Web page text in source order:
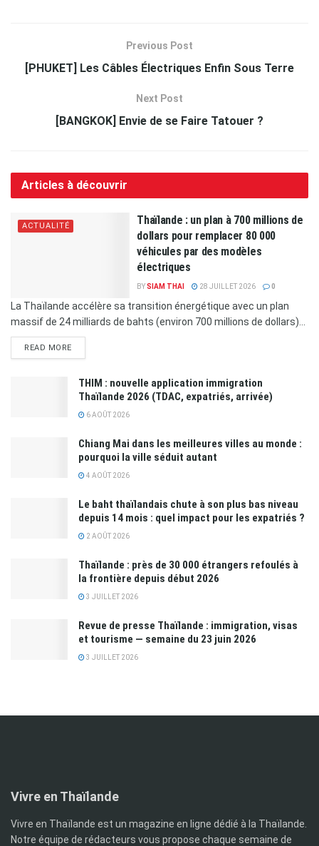
Previous Post
[PHUKET] Les Câbles Électriques Enfin Sous Terre
Next Post
[BANGKOK] Envie de se Faire Tatouer ?
Articles à découvrir
ACTUALITÉ
Thaïlande : un plan à 700 millions de
dollars pour remplacer 80 000
véhicules par des modèles
électriques
BYSIAM THAI 28 JUILLET 2026 0
La Thaïlande accélère sa transition énergétique avec un plan
massif de 24 milliards de bahts (environ 700 millions de dollars)...
READ MORE
THIM : nouvelle application immigration
Thaïlande 2026 (TDAC, expatriés, arrivée)
6 AOÛT 2026
Chiang Mai dans les meilleures villes au monde :
pourquoi la ville séduit autant
4 AOÛT 2026
Le baht thaïlandais chute à son plus bas niveau
depuis 14 mois : quel impact pour les expatriés ?
2 AOÛT 2026
Thaïlande : près de 30 000 étrangers refoulés à
la frontière depuis début 2026
3 JUILLET 2026
Revue de presse Thaïlande : immigration, visas
et tourisme — semaine du 23 juin 2026
3 JUILLET 2026
Vivre en Thaïlande
Vivre en Thaïlande est un magazine en ligne dédié à la Thaïlande.
Notre équipe de rédacteurs vous propose chaque semaine de